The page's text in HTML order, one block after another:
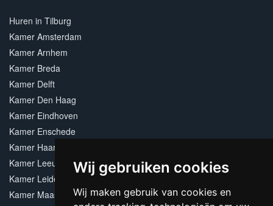
Wij gebruiken cookies
Wij maken gebruik van cookies en
Huren in Tilburg
Kamer Amsterdam
Kamer Arnhem
Kamer Breda
Kamer Delft
Kamer Den Haag
Kamer Eindhoven
Kamer Enschede
Kamer Haarlem
Kamer Leeuwarden
Kamer Leiden
Kamer Maastricht